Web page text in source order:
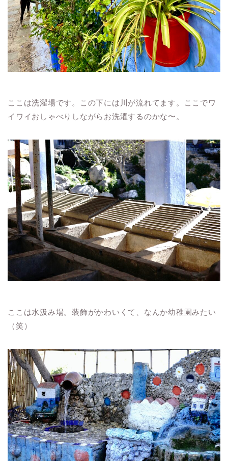
ここは洗濯場です。この下には川が流れてます。ここでワ
イワイおしゃべりしながらお洗濯するのかな〜。
ここは水汲み場。装飾がかわいくて、なんか幼稚園みたい
（笑）